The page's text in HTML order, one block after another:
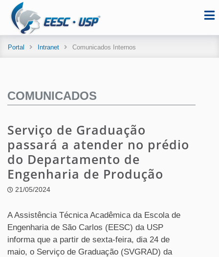
Portal Intranet Comunicados Internos
COMUNICADOS
Serviço de Graduação
passará a atender no prédio
do Departamento de
Engenharia de Produção
21/05/2024
A Assistência Técnica Acadêmica da Escola de
Engenharia de São Carlos (EESC) da USP
informa que a partir de sexta-feira, dia 24 de
maio, o Serviço de Graduação (SVGRAD) da